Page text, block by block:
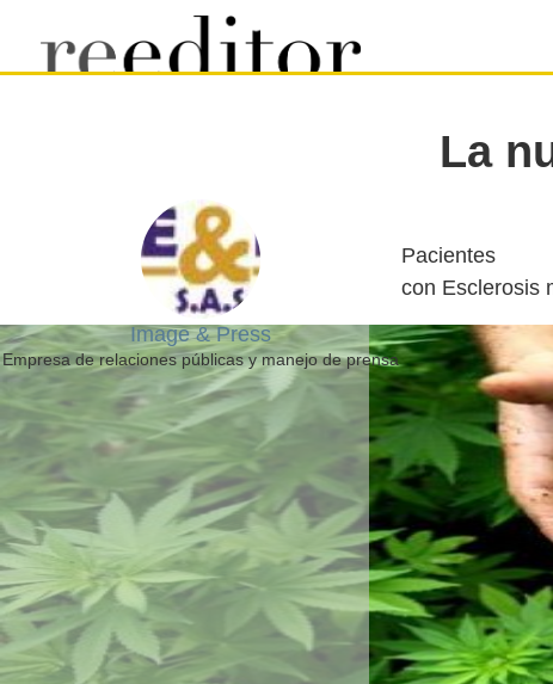
Image & Press
Empresa de relaciones públicas y manejo de prensa
La
Pacientes